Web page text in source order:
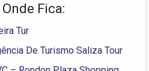
Fica:
Tur
De Turismo Saliza Tour